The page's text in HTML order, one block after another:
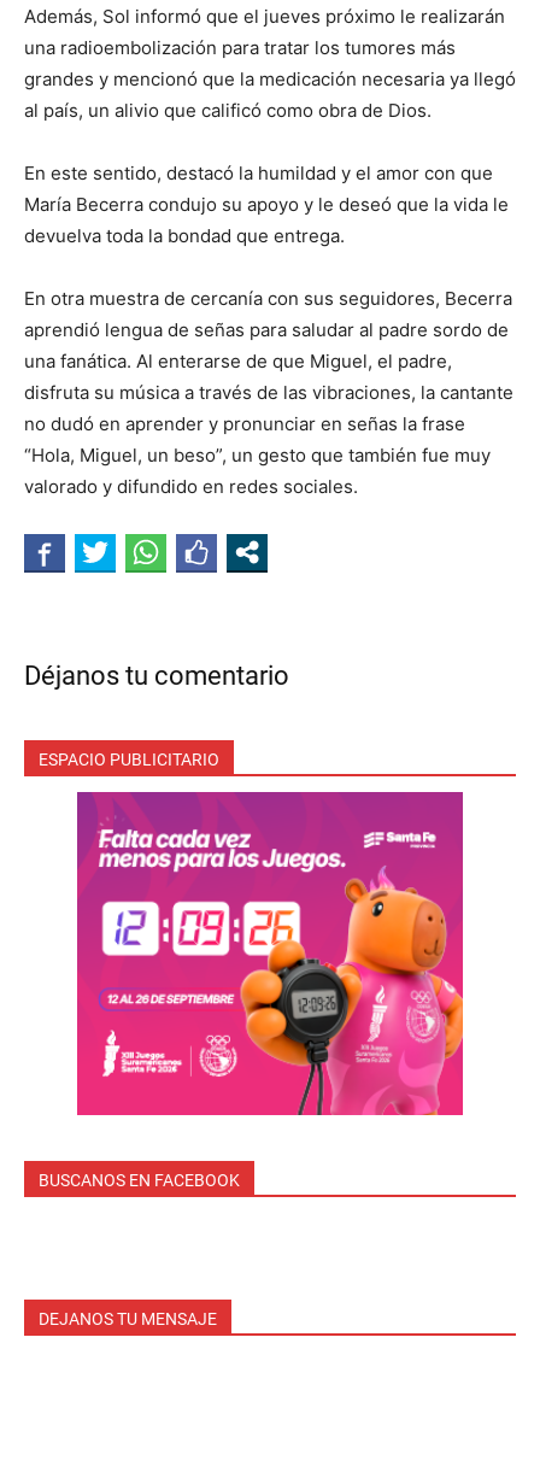
Además, Sol informó que el jueves próximo le realizarán
una radioembolización para tratar los tumores más
grandes y mencionó que la medicación necesaria ya llegó
al país, un alivio que calificó como obra de Dios.
En este sentido, destacó la humildad y el amor con que
María Becerra condujo su apoyo y le deseó que la vida le
devuelva toda la bondad que entrega.
En otra muestra de cercanía con sus seguidores, Becerra
aprendió lengua de señas para saludar al padre sordo de
una fanática. Al enterarse de que Miguel, el padre,
disfruta su música a través de las vibraciones, la cantante
no dudó en aprender y pronunciar en señas la frase
“Hola, Miguel, un beso”, un gesto que también fue muy
valorado y difundido en redes sociales.
Déjanos tu comentario
ESPACIO PUBLICITARIO
BUSCANOS EN FACEBOOK
DEJANOS TU MENSAJE